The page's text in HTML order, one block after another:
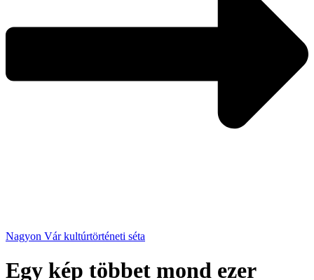
Nagyon Vár kultúrtörténeti séta
Egy kép többet mond ezer